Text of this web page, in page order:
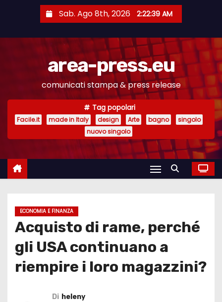
e
Sab. Ago 8th, 2026 2:22:39 AM
area-press.eu
comunicati stampa & press release
Tag popolari
Facile.it made in Italy design Arte bagno
singolo
nuovo singolo
ECONOMIA E FINANZA
Acquisto di rame, perché
gli USA continuano a
riempire i loro magazzini?
Di heleny